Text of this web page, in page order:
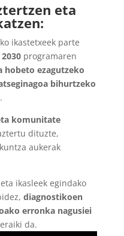
eta
ikastetxeek parte
programaren
hobeto ezagutzeko
bihurtzeko
.
komunitate
dituzte,
aukerak
ikasleek egindako
diagnostikoen
erronka nagusiei
da.